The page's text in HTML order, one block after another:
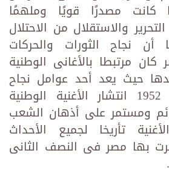
كانت مصدرًا قويًا وملهمًا
والاستقلال من الاحتلال
أن نجاح الثورات والحركات
مرتبطا بالأغانى الوطنية
حيث يعد أحد عوامل نجاح
ثورة 1919 وثورة 1952 انتشار الأغنية الوطنية
ومستمر على أذهان الشعب
تأريخا لجميع الأحداث
بها مصر فى النصف الثانى